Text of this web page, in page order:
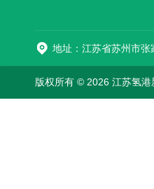
地址：江苏省苏州市
版权所有 © 2026 江苏氢